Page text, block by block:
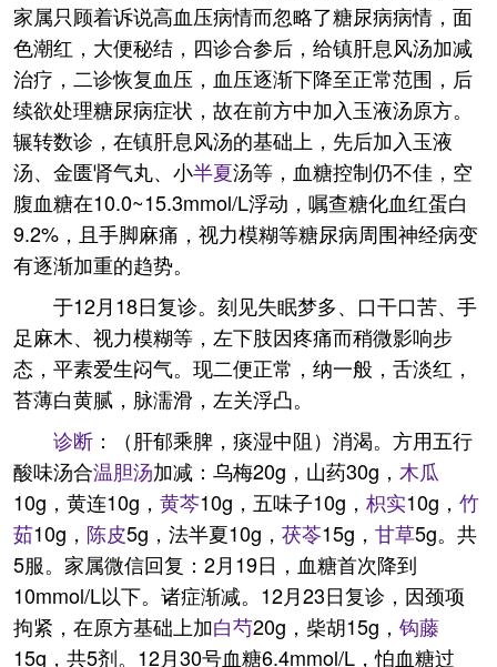
家属只顾着诉说高血压病情而忽略了糖尿病病情，面
色潮红，大便秘结，四诊合参后，给镇肝息风汤加减
治疗，二诊恢复血压，血压逐渐下降至正常范围，后
续欲处理糖尿病症状，故在前方中加入玉液汤原方。
辗转数诊，在镇肝息风汤的基础上，先后加入玉液
汤、金匮肾气丸、小半夏汤等，血糖控制仍不佳，空
腹血糖在10.0~15.3mmol/L浮动，嘱查糖化血红蛋白
9.2%，且手脚麻痛，视力模糊等糖尿病周围神经病变
有逐渐加重的趋势。
于12月18日复诊。刻见失眠梦多、口干口苦、手
足麻木、视力模糊等，左下肢因疼痛而稍微影响步
态，平素爱生闷气。现二便正常，纳一般，舌淡红，
苔薄白黄腻，脉濡滑，左关浮凸。
诊断 ：（肝郁乘脾，痰湿中阻）消渴。方用五行
酸味汤合温胆汤加减：乌梅20g，山药30g， 木瓜
10g，黄连10g， 黄芩10g，五味子10g， 枳实10g， 竹
茹10g， 陈皮5g，法半夏10g， 茯苓15g， 甘草5g。共
5服。家属微信回复：2月19日，血糖首次降到
10mmol/L以下。诸症渐减。12月23日复诊，因颈项
拘紧，在原方基础上加白芍20g，柴胡15g， 钩藤
15g，共5剂。12月30号血糖6.4mmol/L，怕血糖过